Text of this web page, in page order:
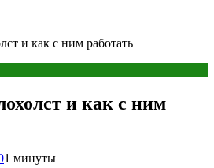
и как с ним работать
и как с ним
1 минуты